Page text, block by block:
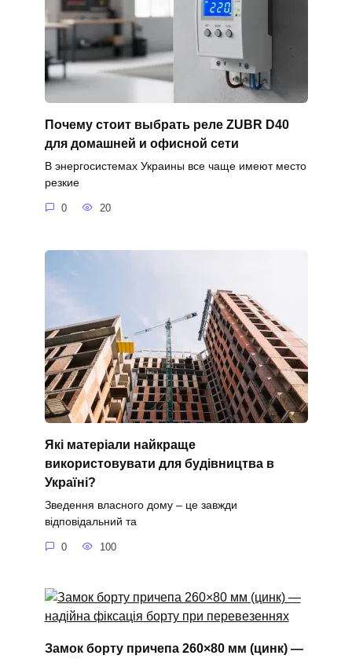
Почему стоит выбрать реле ZUBR D40
для домашней и офисной сети
В энергосистемах Украины все чаще имеют место
резкие
0 20
Які матеріали найкраще
використовувати для будівництва в
Україні?
Зведення власного дому – це завжди
відповідальний та
0 100
Замок борту причепа 260×80 мм (цинк) —